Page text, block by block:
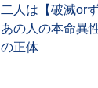
二人は【破滅or
あの人の本命異
の正体